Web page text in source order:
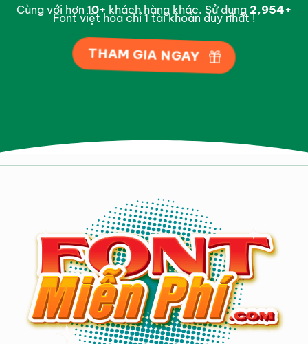
Cùng với hơn 10+ khách hàng khác. Sử dụng 2,998+
Font việt hóa chỉ 1 tài khoản duy nhất !
THAM GIA NGAY